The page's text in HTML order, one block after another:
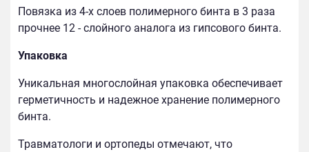
Повязка из 4-х слоев полимерного бинта в 3 раза
прочнее 12 - слойного аналога из гипсового бинта.
Упаковка
Уникальная многослойная упаковка обеспечивает
герметичность и надежное хранение полимерного
бинта.
Травматологи и ортопеды отмечают, что